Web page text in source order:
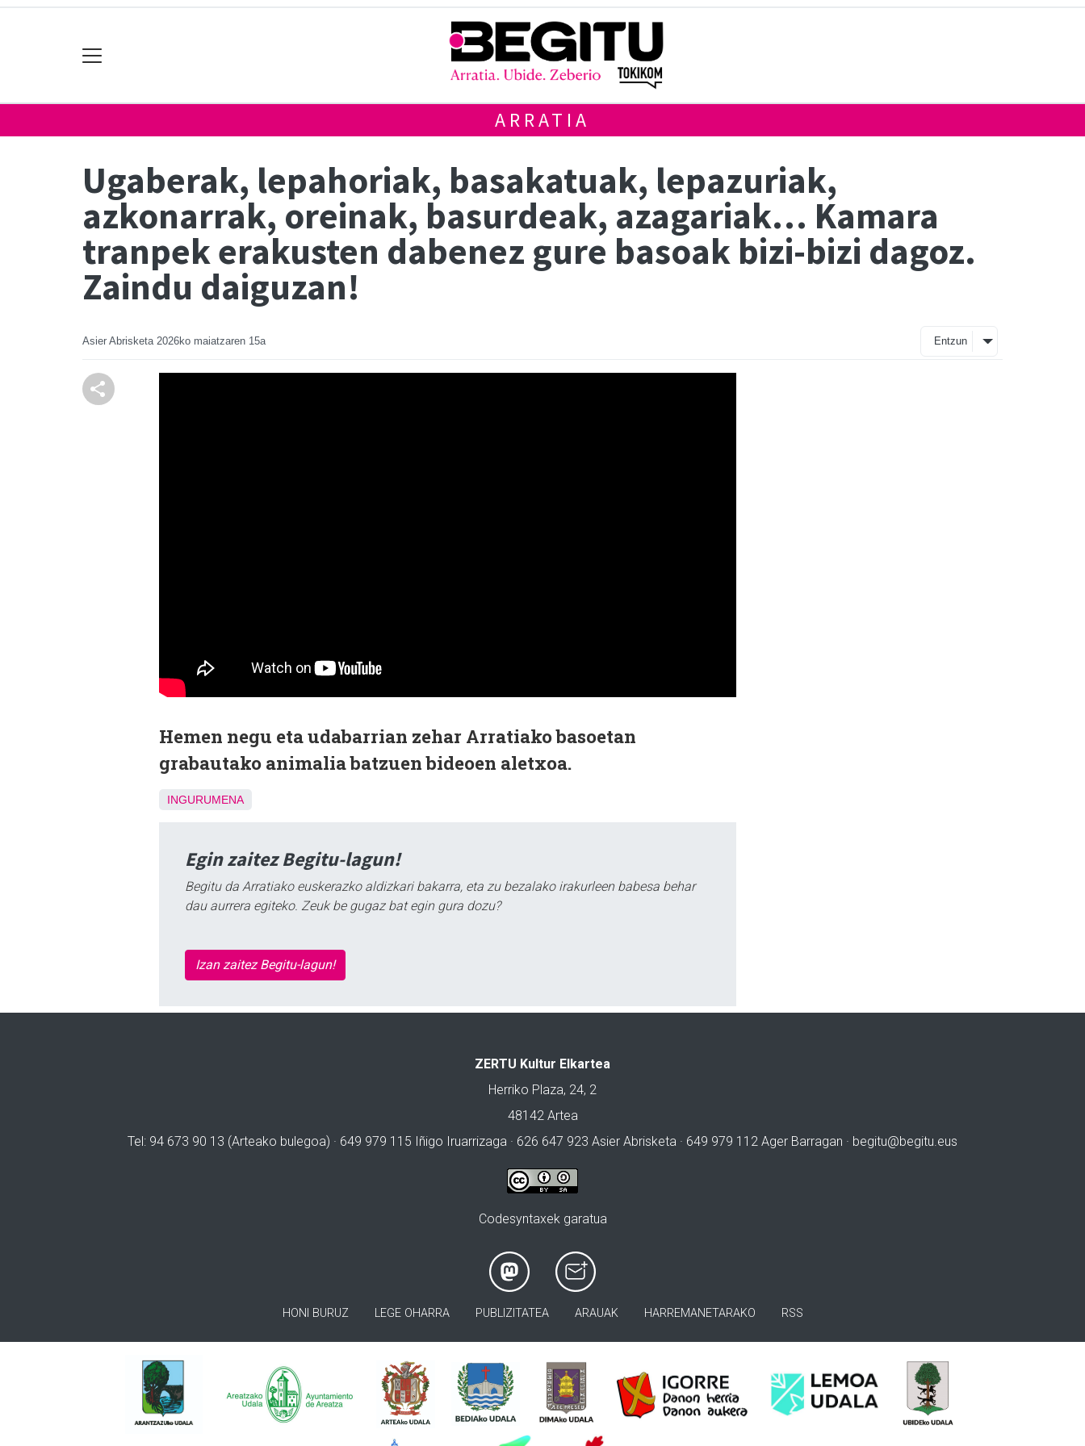
ARRATIA
Ugaberak, lepahoriak, basakatuak, lepazuriak,
azkonarrak, oreinak, basurdeak, azagariak… Kamara
tranpek erakusten dabenez gure basoak bizi-bizi dagoz.
Zaindu daiguzan!
Asier Abrisketa 2026ko maiatzaren 15a Entzun
Hemen negu eta udabarrian zehar Arratiako basoetan
grabautako animalia batzuen bideoen aletxoa.
INGURUMENA
Egin zaitez Begitu-lagun!
Begitu da Arratiako euskerazko aldizkari bakarra, eta zu bezalako irakurleen babesa behar
dau aurrera egiteko. Zeuk be gugaz bat egin gura dozu?
Izan zaitez Begitu-lagun!
ZERTU Kultur Elkartea
Herriko Plaza, 24, 2
48142 Artea
Tel: 94 673 90 13 (Arteako bulegoa) · 649 979 115 Iñigo Iruarrizaga · 626 647 923 Asier Abrisketa · 649 979 112 Ager Barragan · begitu@begitu.eus
Codesyntaxek garatua
HONI BURUZ LEGE OHARRA PUBLIZITATEA ARAUAK HARREMANETARAKO RSS